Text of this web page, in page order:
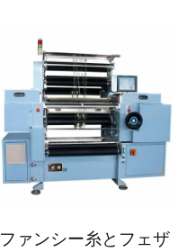
ファンシー糸とフェザ